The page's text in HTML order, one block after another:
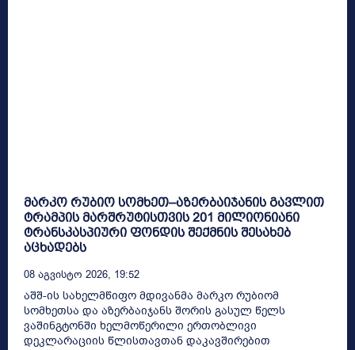
მარკო რუბიო სომხეთ–აზერბაიჯანის გავლით
ტრამპის მარშრუტისთვის 201 მილიონიანი
ტრანსკასპიური ფონდის შექმნის შესახებ
აცხადებს
08 Აგვისტო 2026, 19:52
აშშ-ის სახელმწიფო მდივანმა მარკო რუბიომ
სომხეთსა და აზერბაიჯანს შორის გასულ წელს
ვაშინგტონში ხელმოწერილი ერთობლივი
დეკლარაციის წლისთავთან დაკავშირებით